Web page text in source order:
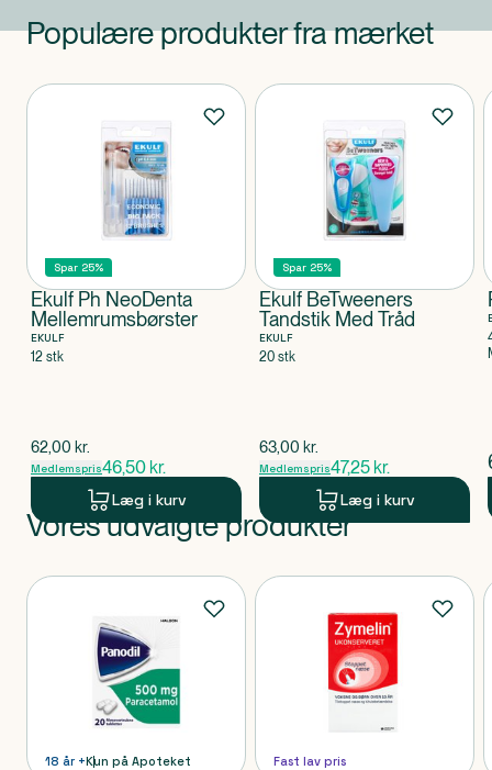
Populære produkter fra mærket
Produkter
Spar 25%
Ekulf Ph NeoDenta
Mellemrumsbørster
EKULF
12 stk
$gammel pris
62,00 kr.
Medlemspris46,50 kr.
Læg i kurv
Spar 25%
Ekulf BeTweeners
Tandstik Med Tråd
EKULF
20 stk
$gammel pris
63,00 kr.
Medlemspris47,25 kr.
Læg i kurv
Produkt 1 af 0
Vores udvalgte produkter
Produkter
18 år +Kun på Apoteket Fast lav pris